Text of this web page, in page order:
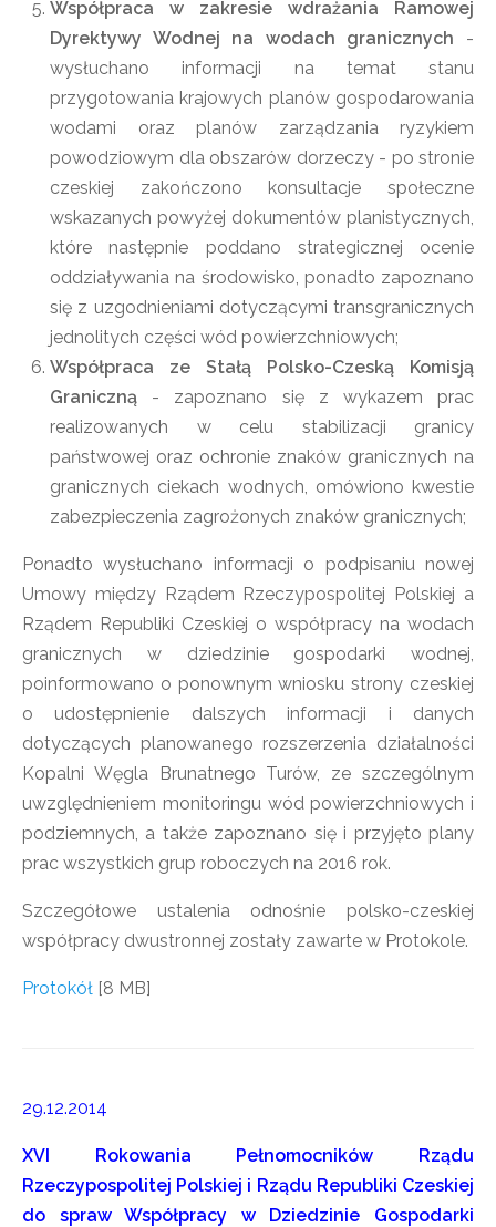
Współpraca w zakresie wdrażania Ramowej
Dyrektywy Wodnej na wodach granicznych -
wysłuchano informacji na temat stanu
przygotowania krajowych planów gospodarowania
wodami oraz planów zarządzania ryzykiem
powodziowym dla obszarów dorzeczy - po stronie
czeskiej zakończono konsultacje społeczne
wskazanych powyżej dokumentów planistycznych,
które następnie poddano strategicznej ocenie
oddziaływania na środowisko, ponadto zapoznano
się z uzgodnieniami dotyczącymi transgranicznych
jednolitych części wód powierzchniowych;
Współpraca ze Stałą Polsko-Czeską Komisją
Graniczną - zapoznano się z wykazem prac
realizowanych w celu stabilizacji granicy
państwowej oraz ochronie znaków granicznych na
granicznych ciekach wodnych, omówiono kwestie
zabezpieczenia zagrożonych znaków granicznych;
Ponadto wysłuchano informacji o podpisaniu nowej
Umowy między Rządem Rzeczypospolitej Polskiej a
Rządem Republiki Czeskiej o współpracy na wodach
granicznych w dziedzinie gospodarki wodnej,
poinformowano o ponownym wniosku strony czeskiej
o udostępnienie dalszych informacji i danych
dotyczących planowanego rozszerzenia działalności
Kopalni Węgla Brunatnego Turów, ze szczególnym
uwzględnieniem monitoringu wód powierzchniowych i
podziemnych, a także zapoznano się i przyjęto plany
prac wszystkich grup roboczych na 2016 rok.
Szczegółowe ustalenia odnośnie polsko-czeskiej
współpracy dwustronnej zostały zawarte w Protokole.
Protokół [8 MB]
29.12.2014
XVI Rokowania Pełnomocników Rządu
Rzeczypospolitej Polskiej i Rządu Republiki Czeskiej
do spraw Współpracy w Dziedzinie Gospodarki